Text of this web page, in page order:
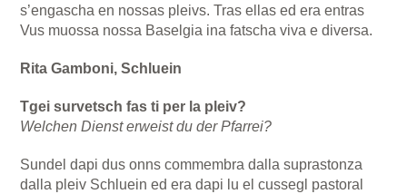
s’engascha en nossas pleivs. Tras ellas ed era entras
Vus muossa nossa Baselgia ina fatscha viva e diversa.
Rita Gamboni, Schluein
Tgei survetsch fas ti per la pleiv?
Welchen Dienst erweist du der Pfarrei?
Sundel dapi dus onns commembra dalla suprastonza
dalla pleiv Schluein ed era dapi lu el cussegl pastoral